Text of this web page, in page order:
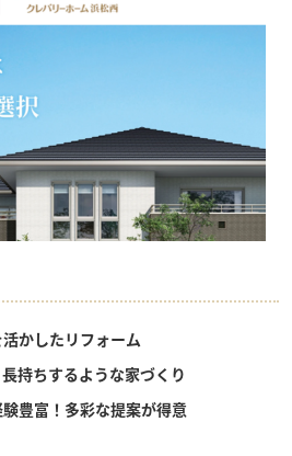
かしたリフォーム
持ちするような家づくり
豊富！多彩な提案が得意